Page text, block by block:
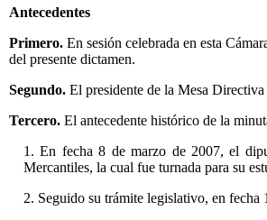
Antecedentes
Primero. En sesión celebrada en esta
del presente dictamen.
Segundo. El presidente de la Mesa
Tercero. El antecedente histórico de la
1. En fecha 8 de marzo de 2007, el
Mercantiles, la cual fue turnada para su
2. Seguido su trámite legislativo, en